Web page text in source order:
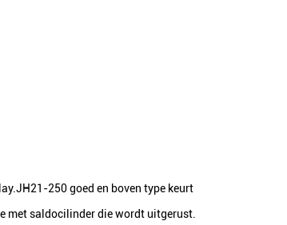
250 goed en boven type keurt
met saldocilinder die wordt uitgerust.